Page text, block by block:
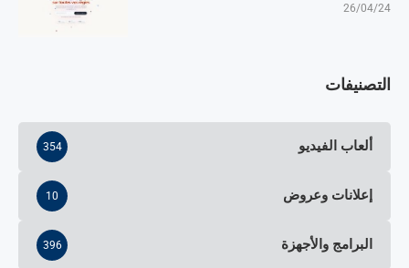
26/04/24
التصنيفات
ألعاب الفيديو 354
إعلانات وعروض 10
البرامج والأجهزة 396